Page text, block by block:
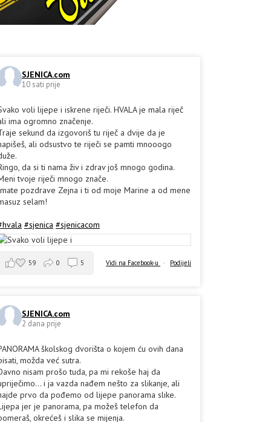
SJENICA.com
10 sati prije
voli lijepe i iskrene riječi. HVALA je mala riječ
ima ogromno značenje.
sekund da izgovoriš tu riječ a dvije da je
ali odsustvo te riječi se pamti mnooogo
da si ti nama živ i zdrav još mnogo godina.
tvoje riječi mnogo znače.
pozdrave Zejna i ti od moje Marine a od mene
selam!
#sjenica #sjenicacom
Vidi na Facebook-u · Podijeli
59 0 5
SJENICA.com
2 dana prije
školskog dvorišta o kojem ću ovih dana
možda već sutra.
nisam prošo tuda, pa mi rekoše haj da
i ja vazda nađem nešto za slikanje, ali
prvo da pođemo od lijepe panorama slike.
jer je panorama, pa možeš telefon da
okrećeš i slika se mijenja.